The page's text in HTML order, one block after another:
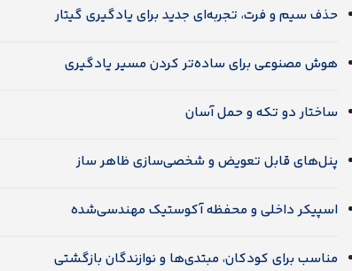
حذف سیم و فرت، تجربه‌ای جدید برای یادگیری گیتار
هوش مصنوعی برای ساده‌تر کردن مسیر یادگیری
ساختار دو تکه و حمل آسان
پنل‌های قابل تعویض و شخصی‌سازی ظاهر ساز
اسپیکر داخلی و محفظه آکوستیک مهندسی‌شده
مناسب برای کودکان، مبتدی‌ها و نوازندگان بازگشتی